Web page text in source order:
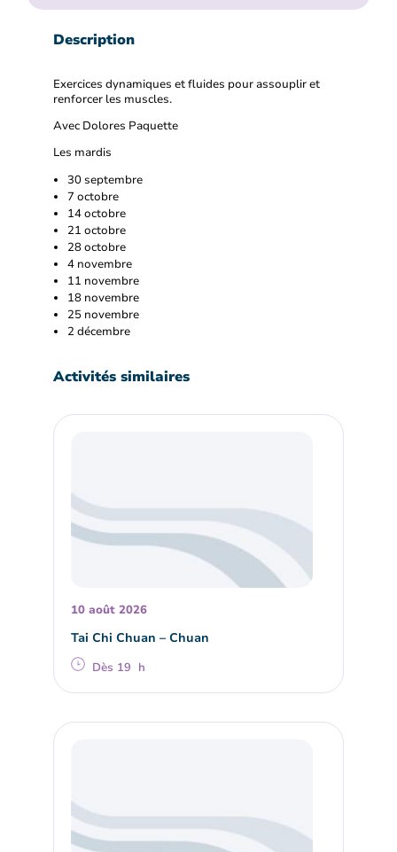
Description
Exercices dynamiques et fluides pour assouplir et
renforcer les muscles.
Avec Dolores Paquette
Les mardis
30 septembre
7 octobre
14 octobre
21 octobre
28 octobre
4 novembre
11 novembre
18 novembre
25 novembre
2 décembre
Activités similaires
10 août 2026
Tai Chi Chuan – Chuan
Dès 19 h